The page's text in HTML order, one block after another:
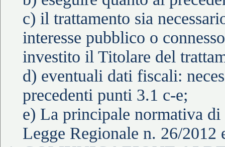
c) il trattamento sia
interesse pubblico o
investito il Titolare del
d) eventuali dati fiscali:
precedenti punti 3.1 c-e;
e) La principale normativa
Legge Regionale n. 26/2012